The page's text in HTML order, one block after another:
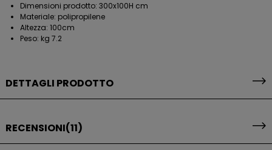
Dimensioni prodotto: 300x100H cm
Materiale: polipropilene
Altezza: 100cm
Peso: kg 7.2
DETTAGLI PRODOTTO
RECENSIONI(11)